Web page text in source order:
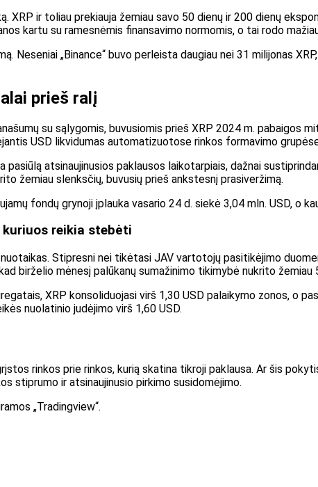
XRP ir toliau prekiauja žemiau savo 50 dienų ir 200 dienų
kartu su ramesnėmis finansavimo normomis, o tai rodo
Neseniai „Binance“ buvo perleista daugiau nei 31 milijonas
prieš ralį
su sąlygomis, buvusiomis prieš XRP 2024 m. pabaigos
USD likvidumas automatizuotose rinkos formavimo
pasiūlą atsinaujinusios paklausos laikotarpiais, dažnai
žemiau slenksčių, buvusių prieš ankstesnį prasiveržimą.
fondų grynoji įplauka vasario 24 d. siekė 3,04 mln. USD, o
reikia stebėti
Stipresni nei tikėtasi JAV vartotojų pasitikėjimo
birželio mėnesį palūkanų sumažinimo tikimybė nukrito
XRP konsoliduojasi virš 1,30 USD palaikymo zonos, o
nuolatinio judėjimo virš 1,60 USD.
rinkos prie rinkos, kurią skatina tikroji paklausa. Ar šis
stiprumo ir atsinaujinusio pirkimo susidomėjimo.
„Tradingview“.